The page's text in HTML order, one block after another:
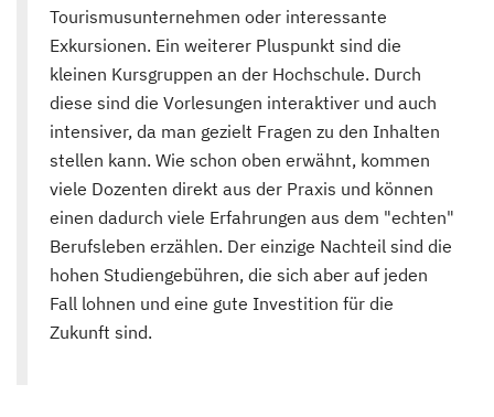
Tourismusunternehmen oder interessante
Exkursionen. Ein weiterer Pluspunkt sind die
kleinen Kursgruppen an der Hochschule. Durch
diese sind die Vorlesungen interaktiver und auch
intensiver, da man gezielt Fragen zu den Inhalten
stellen kann. Wie schon oben erwähnt, kommen
viele Dozenten direkt aus der Praxis und können
einen dadurch viele Erfahrungen aus dem "echten"
Berufsleben erzählen. Der einzige Nachteil sind die
hohen Studiengebühren, die sich aber auf jeden
Fall lohnen und eine gute Investition für die
Zukunft sind.